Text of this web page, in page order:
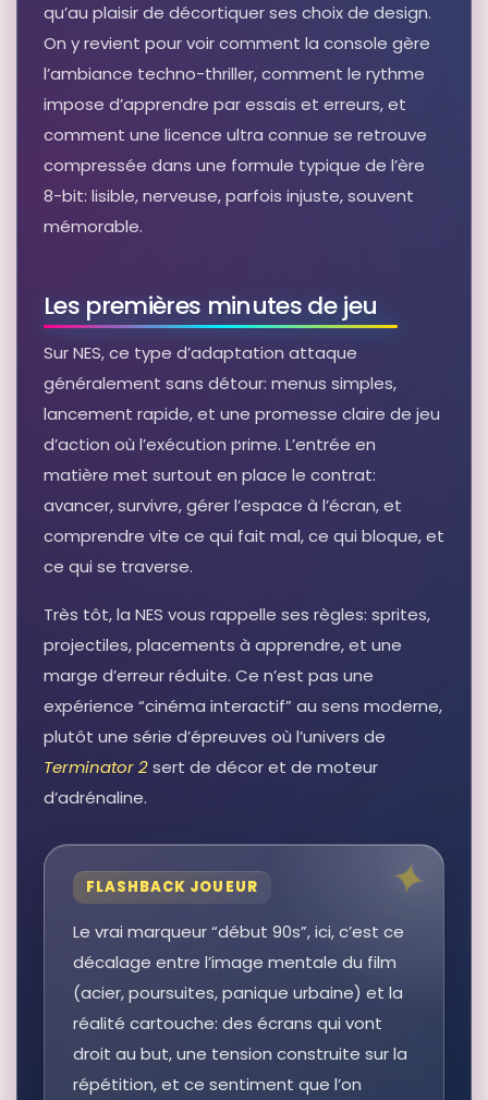
qu’au plaisir de décortiquer ses choix de design.
On y revient pour voir comment la console gère
l’ambiance techno-thriller, comment le rythme
impose d’apprendre par essais et erreurs, et
comment une licence ultra connue se retrouve
compressée dans une formule typique de l’ère
8-bit: lisible, nerveuse, parfois injuste, souvent
mémorable.
Les premières minutes de jeu
Sur NES, ce type d’adaptation attaque
généralement sans détour: menus simples,
lancement rapide, et une promesse claire de jeu
d’action où l’exécution prime. L’entrée en
matière met surtout en place le contrat:
avancer, survivre, gérer l’espace à l’écran, et
comprendre vite ce qui fait mal, ce qui bloque, et
ce qui se traverse.
Très tôt, la NES vous rappelle ses règles: sprites,
projectiles, placements à apprendre, et une
marge d’erreur réduite. Ce n’est pas une
expérience “cinéma interactif” au sens moderne,
plutôt une série d’épreuves où l’univers de
Terminator 2sert de décor et de moteur
d’adrénaline.
FLASHBACK JOUEUR
Le vrai marqueur “début 90s”, ici, c’est ce
décalage entre l’image mentale du film
(acier, poursuites, panique urbaine) et la
réalité cartouche: des écrans qui vont
droit au but, une tension construite sur la
répétition, et ce sentiment que l’on